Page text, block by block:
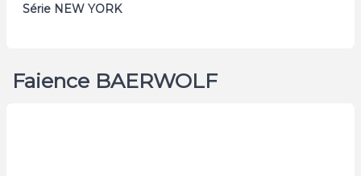
Série NEW YORK
Faience BAERWOLF